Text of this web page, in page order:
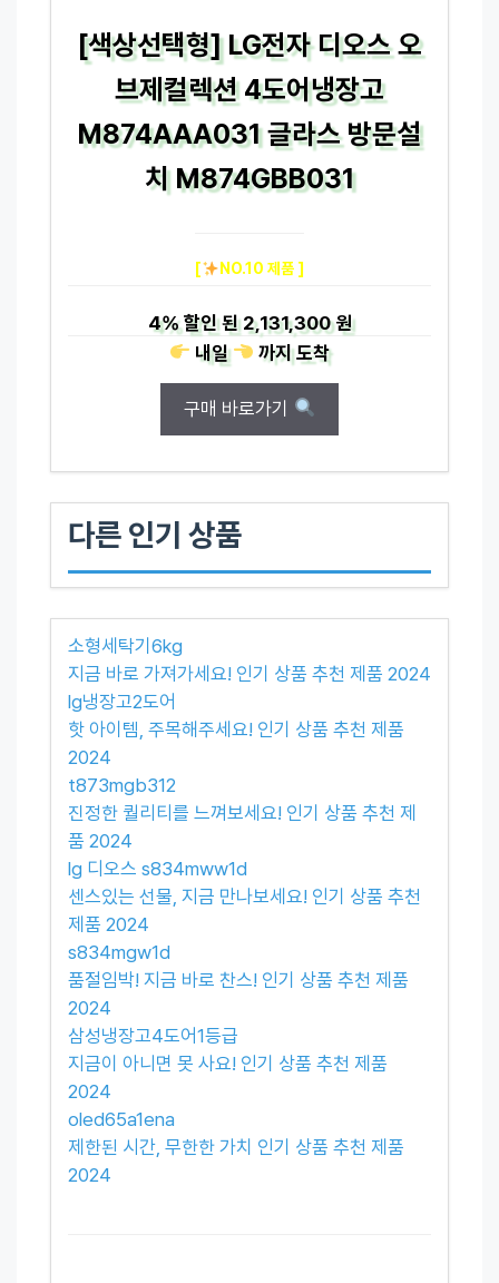
[색상선택형] LG전자 디오스 오
브제컬렉션 4도어냉장고
M874AAA031 글라스 방문설
치 M874GBB031
[ NO.10 제품 ]
4%할인 된2,131,300 원
내일
까지도착
구매 바로가기
다른 인기 상품
소형세탁기6kg
지금 바로 가져가세요! 인기 상품 추천 제품 2024
lg냉장고2도어
핫 아이템, 주목해주세요! 인기 상품 추천 제품
2024
t873mgb312
진정한 퀄리티를 느껴보세요! 인기 상품 추천 제
품 2024
lg 디오스 s834mww1d
센스있는 선물, 지금 만나보세요! 인기 상품 추천
제품 2024
s834mgw1d
품절임박! 지금 바로 찬스! 인기 상품 추천 제품
2024
삼성냉장고4도어1등급
지금이 아니면 못 사요! 인기 상품 추천 제품
2024
oled65a1ena
제한된 시간, 무한한 가치 인기 상품 추천 제품
2024